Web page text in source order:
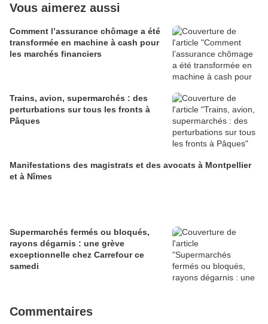
Vous aimerez aussi
Comment l’assurance chômage a été
transformée en machine à cash pour
les marchés financiers
Trains, avion, supermarchés : des
perturbations sur tous les fronts à
Pâques
Manifestations des magistrats et des avocats à Montpellier
et à Nîmes
Supermarchés fermés ou bloqués,
rayons dégarnis : une grève
exceptionnelle chez Carrefour ce
samedi
Commentaires